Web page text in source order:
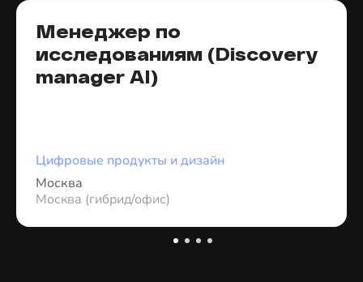
Менеджер по
исследованиям (Discovery
manager AI)
Цифровые продукты и дизайн
Москва
Москва (гибрид/офис)